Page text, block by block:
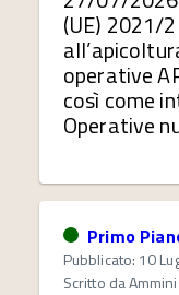
(UE) 2021/
operative
così come
Operative
Primo
Pubblicato: 10
Scritto da